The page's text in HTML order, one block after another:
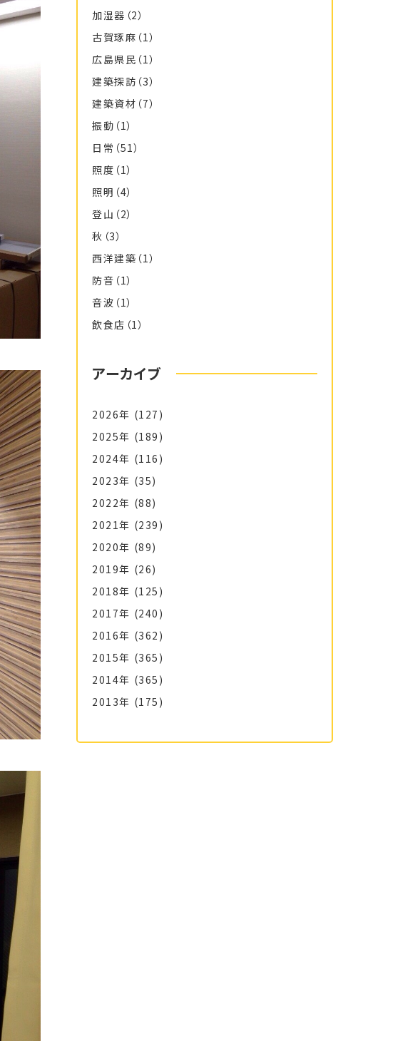
加湿器 （2）
古賀琢麻 （1）
広島県民 （1）
建築探訪 （3）
建築資材 （7）
振動 （1）
日常 （51）
照度 （1）
照明 （4）
登山 （2）
秋 （3）
西洋建築 （1）
防音 （1）
音波 （1）
飲食店 （1）
アーカイブ
2026年 (127)
2025年 (189)
2024年 (116)
2023年 (35)
2022年 (88)
2021年 (239)
2020年 (89)
2019年 (26)
2018年 (125)
2017年 (240)
2016年 (362)
2015年 (365)
2014年 (365)
2013年 (175)